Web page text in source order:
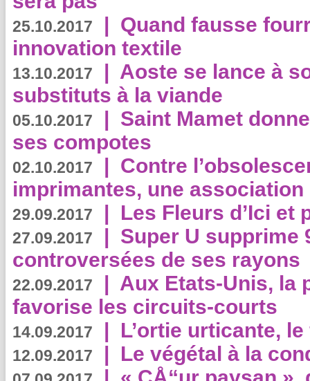
25.10.2017 | Quand fausse
innovation textile
13.10.2017 | Aoste se lance à
substituts à la viande
05.10.2017 | Saint Mamet
ses compotes
02.10.2017 | Contre
imprimantes, une
29.09.2017 | Les Fleurs d’Ici et
27.09.2017 | Super U supprime
controversées de ses rayons
22.09.2017 | Aux Etats-Unis, la
favorise les circuits-courts
14.09.2017 | L’ortie urticante,
12.09.2017 | Le végétal à la